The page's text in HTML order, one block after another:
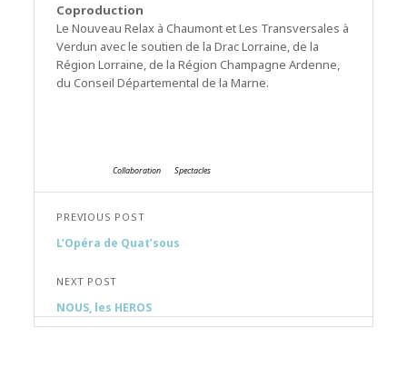
Coproduction
Le Nouveau Relax à Chaumont et Les Transversales à
Verdun avec le soutien de la Drac Lorraine, de la
Région Lorraine, de la Région Champagne Ardenne,
du Conseil Départemental de la Marne.
Collaboration Spectacles
PREVIOUS POST
L’Opéra de Quat’sous
NEXT POST
NOUS, les HEROS